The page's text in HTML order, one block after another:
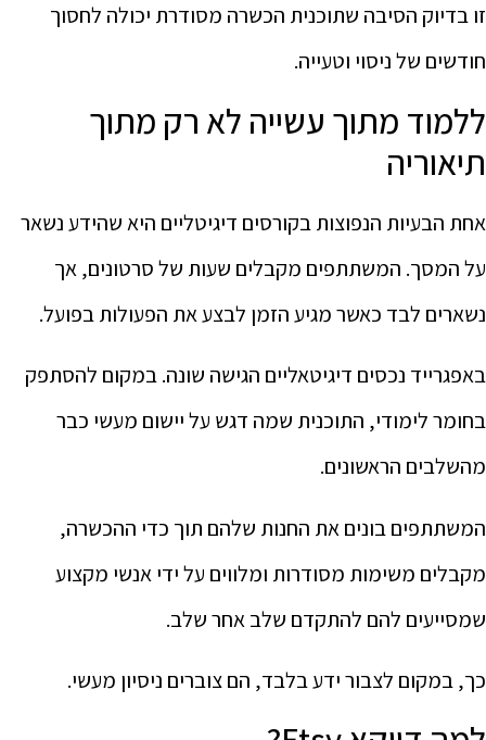
זו בדיוק הסיבה שתוכנית הכשרה מסודרת יכולה לחסוך
חודשים של ניסוי וטעייה.
ללמוד מתוך עשייה לא רק מתוך
תיאוריה
אחת הבעיות הנפוצות בקורסים דיגיטליים היא שהידע נשאר
על המסך. המשתתפים מקבלים שעות של סרטונים, אך
נשארים לבד כאשר מגיע הזמן לבצע את הפעולות בפועל.
באפגרייד נכסים דיגיטאליים הגישה שונה. במקום להסתפק
בחומר לימודי, התוכנית שמה דגש על יישום מעשי כבר
מהשלבים הראשונים.
המשתתפים בונים את החנות שלהם תוך כדי ההכשרה,
מקבלים משימות מסודרות ומלווים על ידי אנשי מקצוע
שמסייעים להם להתקדם שלב אחר שלב.
כך, במקום לצבור ידע בלבד, הם צוברים ניסיון מעשי.